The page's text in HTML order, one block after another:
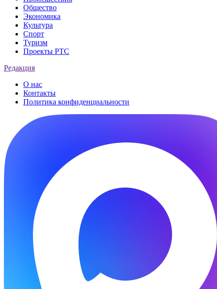
Общество
Экономика
Культура
Спорт
Туризм
Проекты РТС
Редакция
О нас
Контакты
Политика конфиденциальности